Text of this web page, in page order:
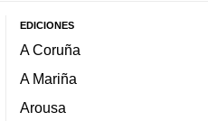
EDICIONES
A Coruña
A Mariña
Arousa